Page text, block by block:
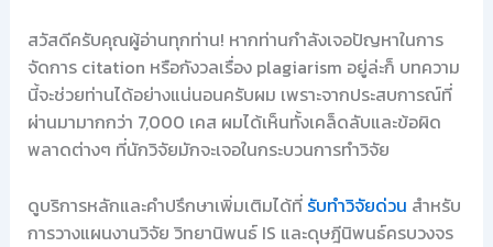
สวัสดีครับคุณผู้อ่านทุกท่าน! หากท่านกำลังเจอปัญหาในการ
จัดการ citation หรือกังวลเรื่อง plagiarism อยู่ล่ะก็ บทความ
นี้จะช่วยท่านได้อย่างแน่นอนครับผม เพราะจากประสบการณ์ที่
ผ่านมามากกว่า 7,000 เคส ผมได้เห็นทั้งเคล็ดลับและข้อผิด
พลาดต่างๆ ที่นักวิจัยมักจะเจอในกระบวนการทำวิจัย
ดูบริการหลักและคำปรึกษาเพิ่มเติมได้ที่ รับทำวิจัยด่วน สำหรับ
การวางแผนงานวิจัย วิทยานิพนธ์ IS และดุษฎีนิพนธ์ครบวงจร